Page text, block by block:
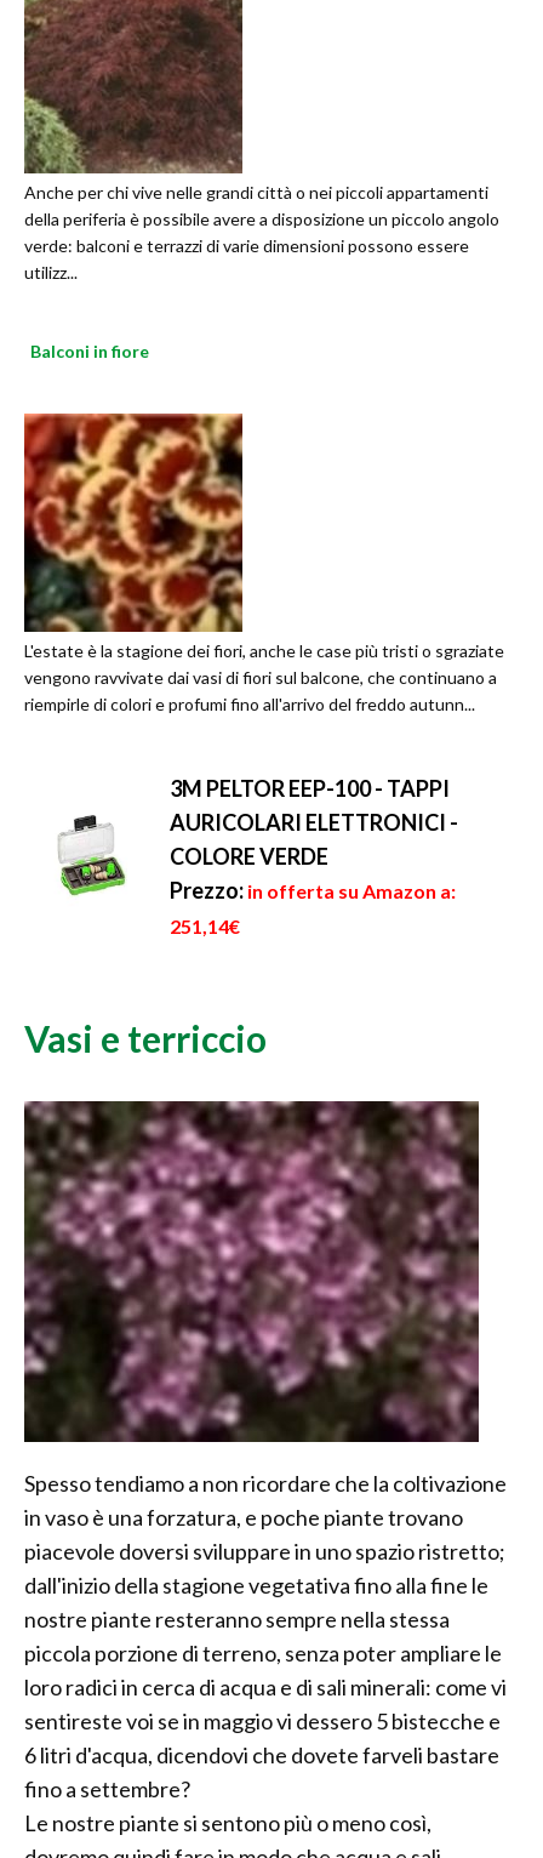
Anche per chi vive nelle grandi città o nei piccoli appartamenti
della periferia è possibile avere a disposizione un piccolo angolo
verde: balconi e terrazzi di varie dimensioni possono essere
utilizz...
Balconi in fiore
L'estate è la stagione dei fiori, anche le case più tristi o sgraziate
vengono ravvivate dai vasi di fiori sul balcone, che continuano a
riempirle di colori e profumi fino all'arrivo del freddo autunn...
3M PELTOR EEP-100 - TAPPI
AURICOLARI ELETTRONICI -
COLORE VERDE
Prezzo: in offerta su Amazon a:
251,14€
Vasi e terriccio
Spesso tendiamo a non ricordare che la coltivazione
in vaso è una forzatura, e poche piante trovano
piacevole doversi sviluppare in uno spazio ristretto;
dall'inizio della stagione vegetativa fino alla fine le
nostre piante resteranno sempre nella stessa
piccola porzione di terreno, senza poter ampliare le
loro radici in cerca di acqua e di sali minerali: come vi
sentireste voi se in maggio vi dessero 5 bistecche e
6 litri d'acqua, dicendovi che dovete farveli bastare
fino a settembre?
Le nostre piante si sentono più o meno così,